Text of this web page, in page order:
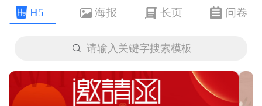
H5 海报 长页 问卷
 请输入关键字搜索模板